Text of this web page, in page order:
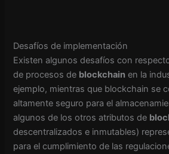
Desafíos de implementación
Existen algunos desafíos con
de procesos de blockchain en la
ejemplo, mientras que blockchain se
altamente seguro para el
algunos de los otros atributos de
descentralizados e inmutables)
para el cumplimiento de las